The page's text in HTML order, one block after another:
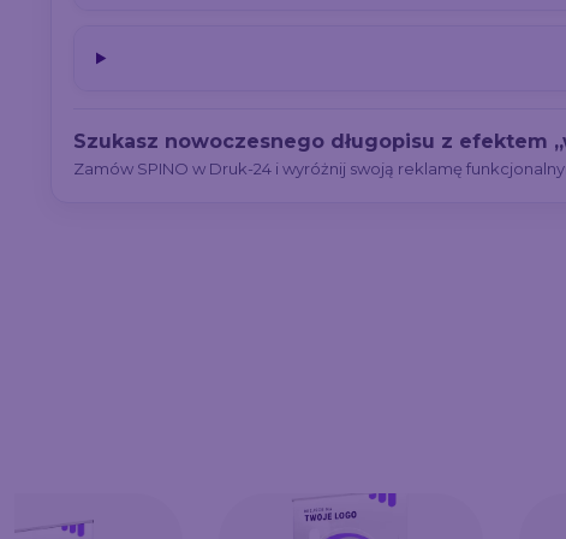
Szukasz nowoczesnego długopisu z efektem
Zamów SPINO w Druk-24 i wyróżnij swoją reklamę